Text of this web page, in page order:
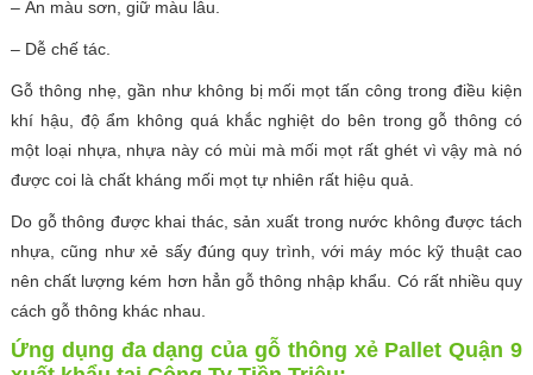
– Ăn màu sơn, giữ màu lâu.
– Dễ chế tác.
Gỗ thông nhẹ, gần như không bị mối mọt tấn công trong điều kiện
khí hậu, độ ẩm không quá khắc nghiệt do bên trong gỗ thông có
một loại nhựa, nhựa này có mùi mà mối mọt rất ghét vì vậy mà nó
được coi là chất kháng mối mọt tự nhiên rất hiệu quả.
Do gỗ thông được khai thác, sản xuất trong nước không được tách
nhựa, cũng như xẻ sấy đúng quy trình, với máy móc kỹ thuật cao
nên chất lượng kém hơn hẳn gỗ thông nhập khẩu. Có rất nhiều quy
cách gỗ thông khác nhau.
Ứng dụng đa dạng của gỗ thông xẻ Pallet Quận 9